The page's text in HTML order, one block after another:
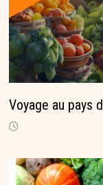
Voyage au pays